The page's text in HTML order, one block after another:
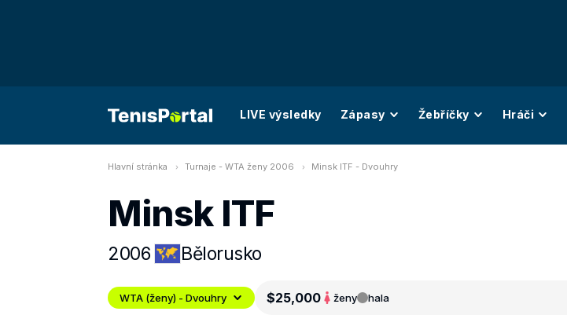
LIVE výsledky Zápasy Žebříčky Hráči
Hlavní stránka Turnaje - WTA ženy 2006 Minsk ITF - Dvouhry
Minsk ITF
2006 Bělorusko
WTA (ženy) - Dvouhry $25,000 ženy hala